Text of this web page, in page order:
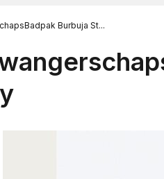
Burbuja St...